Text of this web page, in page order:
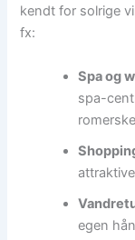
kendt for solrige
fx:
Spa og
spa-
egen